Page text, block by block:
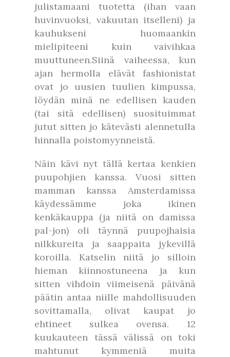
julistamaani tuotetta (ihan vaan
huvinvuoksi, vakuutan itselleni) ja
kauhukseni huomaankin
mielipiteeni kuin vaivihkaa
muuttuneen.Siinä vaiheessa, kun
ajan hermolla elävät fashionistat
ovat jo uusien tuulien kimpussa,
löydän minä ne edellisen kauden
(tai sitä edellisen) suosituimmat
jutut sitten jo kätevästi alennetulla
hinnalla poistomyynneistä.
Näin kävi nyt tällä kertaa kenkien
puupohjien kanssa. Vuosi sitten
mamman kanssa Amsterdamissa
käydessämme joka ikinen
kenkäkauppa (ja niitä on damissa
pal-jon) oli täynnä puupojhaisia
nilkkureita ja saappaita jykevillä
koroilla. Katselin niitä jo silloin
hieman kiinnostuneena ja kun
sitten vihdoin viimeisenä päivänä
päätin antaa niille mahdollisuuden
sovittamalla, olivat kaupat jo
ehtineet sulkea ovensa. 12
kuukauteen tässä välissä on toki
mahtunut kymmeniä muita